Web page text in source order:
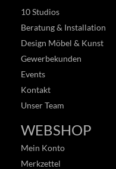
10 Studios
Beratung & Installation
Design Möbel & Kunst
Gewerbekunden
Events
Kontakt
Unser Team
WEBSHOP
Mein Konto
Merkzettel